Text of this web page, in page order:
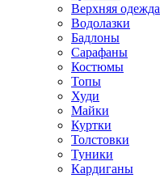
Верхняя одежда
Водолазки
Бадлоны
Сарафаны
Костюмы
Топы
Худи
Майки
Куртки
Толстовки
Туники
Кардиганы